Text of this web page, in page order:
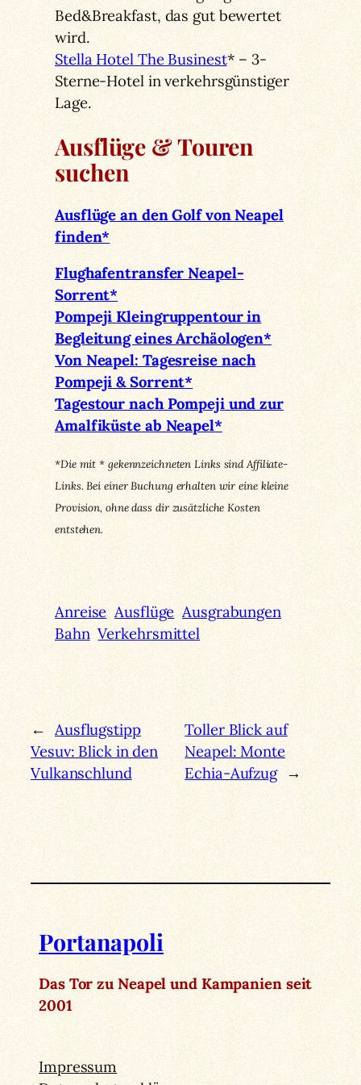
Bed&Breakfast, das gut bewertet
wird.
Stella Hotel The Businest* – 3-
Sterne-Hotel in verkehrsgünstiger
Lage.
Ausflüge & Touren
suchen
Ausflüge an den Golf von Neapel
finden*
Flughafentransfer Neapel-
Sorrent*
Pompeji Kleingruppentour in
Begleitung eines Archäologen*
Von Neapel: Tagesreise nach
Pompeji & Sorrent*
Tagestour nach Pompeji und zur
Amalfiküste ab Neapel*
*Die mit * gekennzeichneten Links sind Affiliate-
Links. Bei einer Buchung erhalten wir eine kleine
Provision, ohne dass dir zusätzliche Kosten
entstehen.
Anreise Ausflüge Ausgrabungen
Bahn Verkehrsmittel
← Ausflugstipp
Vesuv: Blick in den
Vulkanschlund
Toller Blick auf
Neapel: Monte
Echia-Aufzug →
Portanapoli
Das Tor zu Neapel und Kampanien seit
2001
Impressum